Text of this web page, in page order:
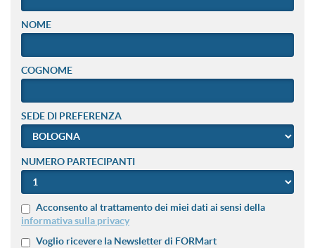
NOME
COGNOME
SEDE DI PREFERENZA
NUMERO PARTECIPANTI
Acconsento al trattamento dei miei dati ai sensi della
informativa sulla privacy
Voglio ricevere la Newsletter di FORMart